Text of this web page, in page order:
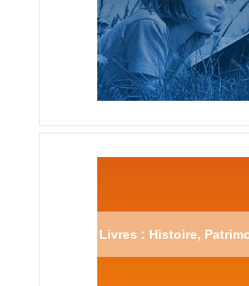
Livres : Histoire,